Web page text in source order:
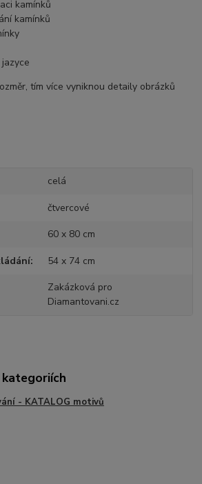
kamínků
kamínků
tím více vyniknou detaily obrázků
celá
čtvercové
60 x 80 cm
54 x 74 cm
Zakázková pro
Diamantovani.cz
- KATALOG motivů